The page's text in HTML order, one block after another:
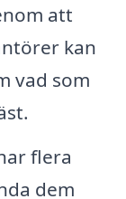
att
kan
vad som
flera
dem